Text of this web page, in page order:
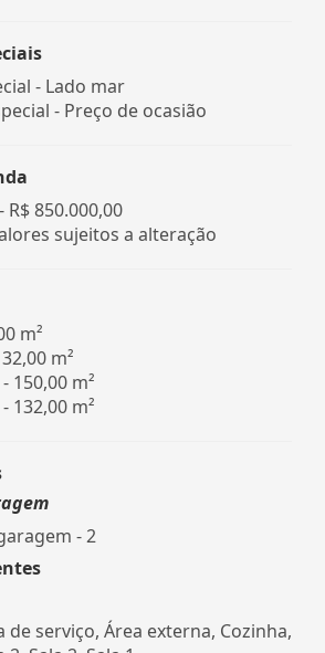
- Lado mar
- Preço de ocasião
R$ 850.000,00
sujeitos a alteração
m²
m²
150,00 m²
132,00 m²
- 2
de serviço, Área externa, Cozinha,